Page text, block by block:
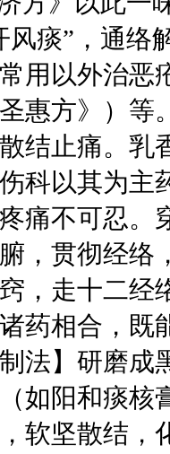
风痰”，通络
用以外治恶
惠方》）等
结止痛。乳
科以其为主
痛不可忍。
，贯彻经络
，走十二经
药相合，既
法】研磨成
如阳和痰核
软坚散结